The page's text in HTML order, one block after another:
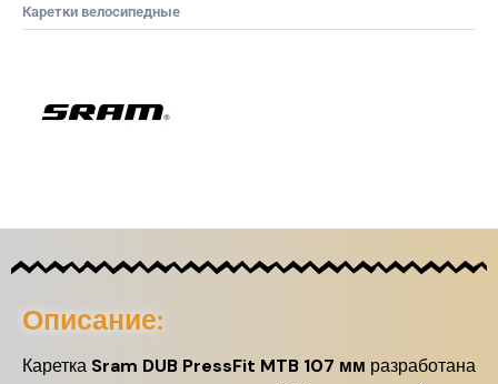
Каретки велосипедные
Описание:
Каретка Sram DUB PressFit MTB 107 мм разработана